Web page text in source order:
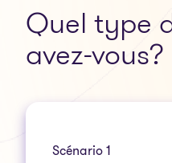
Quel type
avez-vous?
Scénario 1